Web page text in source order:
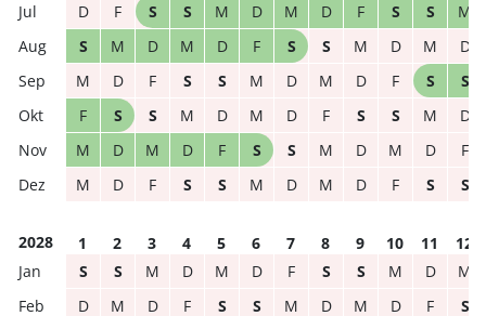
D
F S S M D M D F S S
M
S
M D M D F S S M D M
D
M
D F S S M D M D F S
S
F
S S M D M D F S S M
D
M
D M D F S S M D M D
F
M
D F S S M D M D F S S
2028 1 2 3 4 5 6 7 8 9 10 11
12
S
S M D M D F S S M D
M
D
M D F S S M D M D F
S